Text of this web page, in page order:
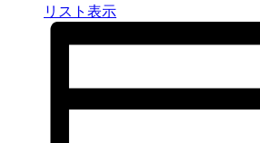
リスト表示